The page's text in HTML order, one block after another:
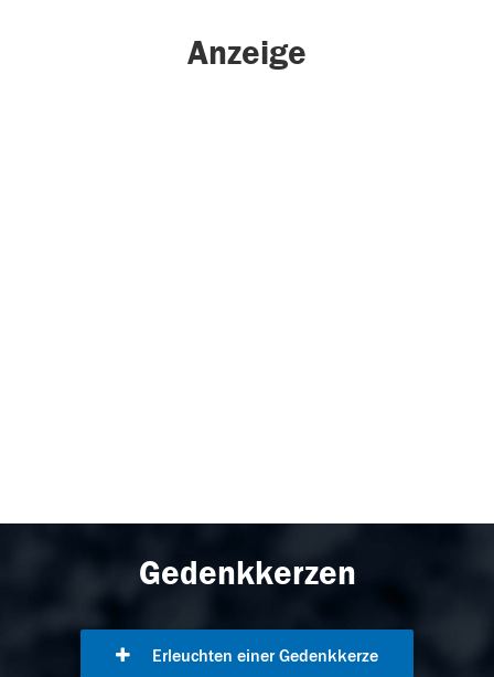
Anzeige
Gedenkkerzen
Erleuchten einer Gedenkkerze